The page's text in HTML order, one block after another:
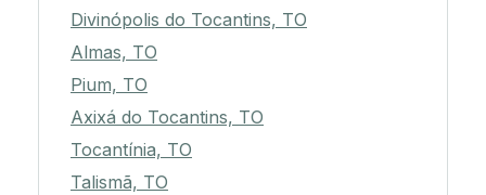
Divinópolis do Tocantins, TO
Almas, TO
Pium, TO
Axixá do Tocantins, TO
Tocantínia, TO
Talismã, TO